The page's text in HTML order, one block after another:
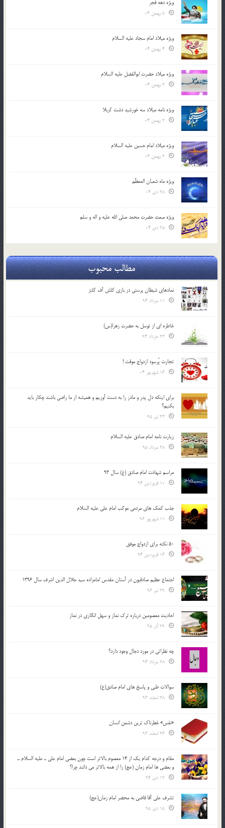
ویژه دهه فجر
ویژه میلاد امام سجاد علیه السلام
ویژه میلاد حضرت ابوالفضل علیه السلام
ویژه نامه میلاد سه خورشید دشت کربلا
ویژه میلاد امام حسین علیه السلام
ویژه ماه شعبان المعظّم
ویژه مبعث حضرت محمد صلی الله علیه و اله و سلم
مطالب محبوب
نمادهای شیطان پرستی در بازی کلش آف کلنز
خاطره ای از توسل به حضرت زهرا(س)
تجارت پُرسود ازدواج موقت !
براي اينكه دل پدر و مادر را به دست آوريم و هميشه از ما راضي باشند چكار بايد
بكنيم؟
زیارت نامه امام صادق علیه السلام
مراسم شهادت امام صادق (ع) سال 93
جذب کمک های مردمی موکب امام علی علیه السلام
50 نکته برای ازدواج موفق
اجتماع عظیم صادقیون در آستان مقدس امامزاده سید جلال الدین اشرف سال 1396
احادیث معصومین درباره ترک نماز و سهل انگاری در نماز
چه نظراتی در مورد دجال وجود دارد؟
سوالات طبی و پاسخ های امام صادق(ع)
«نفس» خطرناک ترین دشمن انسان
مقام و درجه كدام يك از 14 معصوم بالاتر است چون بعضي امام علي ـ عليه السلام ـ
و بعضي ها امام زمان (عج) را از همه بالاتر مي دانند چرا؟
تشرف علي آقا قاضي به محضر امام زمان(عج)